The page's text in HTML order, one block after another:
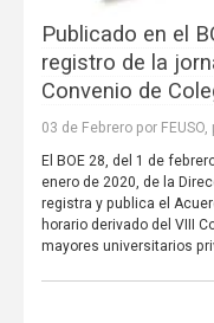
Publicado en el
registro de la
Convenio de
03 de Febrero por
El BOE 28, del 1 de
enero de 2020, de la
registra y publica el
horario derivado del VIII
mayores universitarios